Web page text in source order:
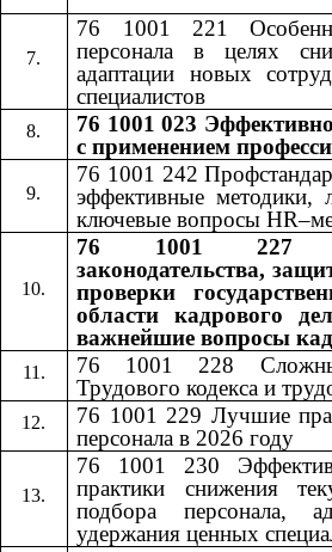
76 1001 221
персонала в целях
адаптации новых
специалистов
76 1001 023
с применением
76 1001 242​​
эффективные методики,
ключевые вопросы​​HR
76 1001 227
законодательства,
проверки
области кадрового
важнейшие вопросы
76 1001 228
Трудового кодекса и
76 1001 229 Лучшие
персонала в 2026 году
76 1001 230
практики снижения
подбора персонала,
удержания ценных